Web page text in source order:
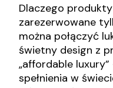
Dlaczego
zarezerwowane
można połączyć
świetny design z
„affordable
spełnienia w